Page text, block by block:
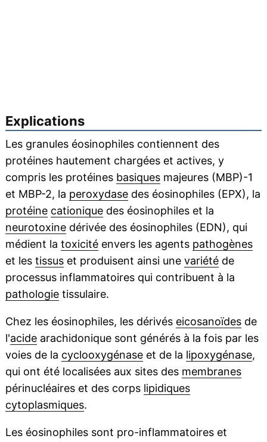
Explications
Les granules éosinophiles contiennent des
protéines hautement chargées et actives, y
compris les protéines basiquesmajeures (MBP)-1
et MBP-2, la peroxydasedes éosinophiles (EPX), la
protéine cationiquedes éosinophiles et la
neurotoxinedérivée des éosinophiles (EDN), qui
médient la toxicitéenvers les agents pathogènes
et les tissuset produisent ainsi une variétéde
processus inflammatoires qui contribuent à la
pathologietissulaire.
Chez les éosinophiles, les dérivés eicosanoïdesde
l'acidearachidonique sont générés à la fois par les
voies de la cyclooxygénaseet de la lipoxygénase,
qui ont été localisées aux sites des membranes
périnucléaires et des corps lipidiques
cytoplasmiques.
Les éosinophiles sont pro-inflammatoires et